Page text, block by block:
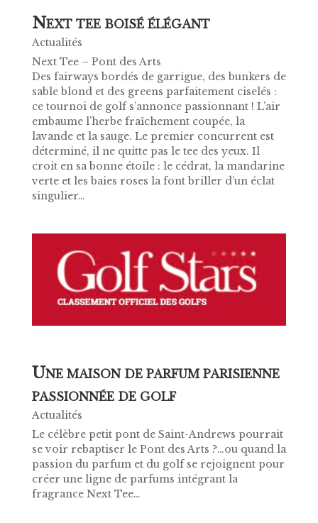
NEXT TEE BOISÉ ÉLÉGANT
Actualités
Next Tee – Pont des Arts
Des fairways bordés de garrigue, des bunkers de
sable blond et des greens parfaitement ciselés :
ce tournoi de golf s’annonce passionnant ! L’air
embaume l’herbe fraîchement coupée, la
lavande et la sauge. Le premier concurrent est
déterminé, il ne quitte pas le tee des yeux. Il
croit en sa bonne étoile : le cédrat, la mandarine
verte et les baies roses la font briller d’un éclat
singulier…
UNE MAISON DE PARFUM PARISIENNE
PASSIONNÉE DE GOLF
Actualités
Le célèbre petit pont de Saint-Andrews pourrait
se voir rebaptiser le Pont des Arts ?…ou quand la
passion du parfum et du golf se rejoignent pour
créer une ligne de parfums intégrant la
fragrance Next Tee…